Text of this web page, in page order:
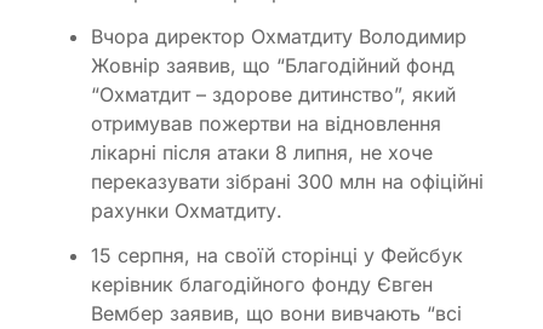
Вчора директор Охматдиту Володимир
Жовнір заявив, що “Благодійний фонд
“Охматдит – здорове дитинство”, який
отримував пожертви на відновлення
лікарні після атаки 8 липня, не хоче
переказувати зібрані 300 млн на офіційні
рахунки Охматдиту.
15 серпня, на своїй сторінці у Фейсбук
керівник благодійного фонду Євген
Вембер заявив, що вони вивчають “всі